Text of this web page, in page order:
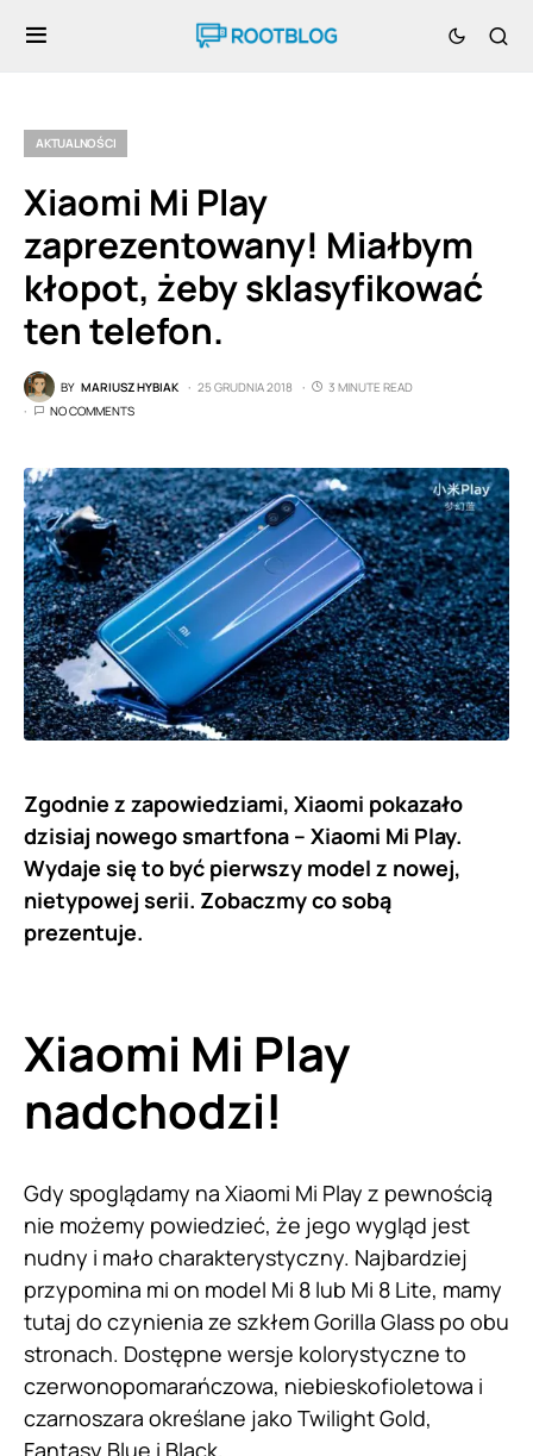
AKTUALNOŚCI
Xiaomi Mi Play
zaprezentowany! Miałbym
kłopot, żeby sklasyfikować
ten telefon.
BY MARIUSZ HYBIAK 25 GRUDNIA 2018
3 MINUTE READ
NO COMMENTS
Zgodnie z zapowiedziami, Xiaomi pokazało
dzisiaj nowego smartfona – Xiaomi Mi Play.
Wydaje się to być pierwszy model z nowej,
nietypowej serii. Zobaczmy co sobą
prezentuje.
Xiaomi Mi Play
nadchodzi!
Gdy spoglądamy na Xiaomi Mi Play z pewnością
nie możemy powiedzieć, że jego wygląd jest
nudny i mało charakterystyczny. Najbardziej
przypomina mi on model Mi 8 lub Mi 8 Lite, mamy
tutaj do czynienia ze szkłem Gorilla Glass po obu
stronach. Dostępne wersje kolorystyczne to
czerwonopomarańczowa, niebieskofioletowa i
czarnoszara określane jako Twilight Gold,
Fantasy Blue i Black.